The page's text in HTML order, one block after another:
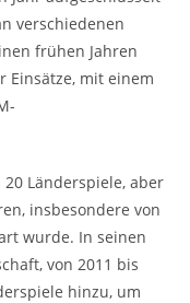
verschiedenen
frühen Jahren
Einsätze, mit einem
Länderspiele, aber
insbesondere von
wurde. In seinen
von 2011 bis
hinzu, um